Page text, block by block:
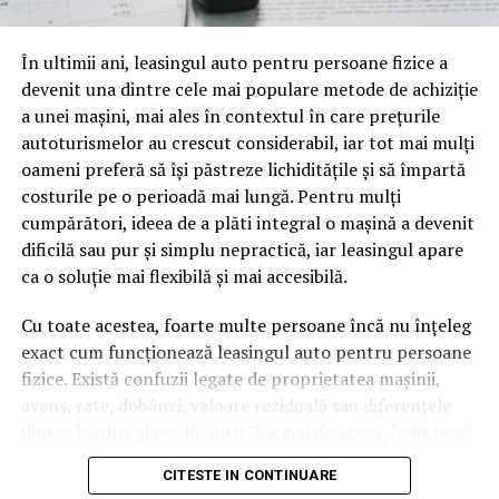
oamenii cu adevărat. Dacă transcrierea ajunge pe o
cuvinte tematice, scrise exact în limbajul în care se
caută.
Apoi vine partea de comportament. O pagină pe care
vizitatorii stau zece, cincisprezece minute ca să
urmărească replay-ul trimite un semnal greu de ignorat.
Google nu îți măsoară direct satisfacția, însă timpul
petrecut, scrollul și revenirile spun ceva despre cât de
util e materialul.
Și mai e ceva ce se uită ușor. Un webinar reușit atrage
linkuri aproape de la sine. Cineva îl menționează într-un
newsletter, altcineva îl citează într-un articol, un
partener îl trimite în comunitatea lui. Fiecare astfel de
tău, iar autoritatea e moneda forte în SEO.
În ultimii ani, leasingul auto pentru persoane fizice a
devenit una dintre cele mai populare metode de achiziție
a unei mașini, mai ales în contextul în care prețurile
autoturismelor au crescut considerabil, iar tot mai mulți
oameni preferă să își păstreze lichiditățile și să împartă
costurile pe o perioadă mai lungă. Pentru mulți
cumpărători, ideea de a plăti integral o mașină a devenit
dificilă sau pur și simplu nepractică, iar leasingul apare
ca o soluție mai flexibilă și mai accesibilă.
Cu toate acestea, foarte multe persoane încă nu înțeleg
exact cum funcționează leasingul auto pentru persoane
fizice. Există confuzii legate de proprietatea mașinii,
avans, rate, dobânzi, valoare reziduală sau diferențele
semnezi orice contract, este important să înțelegi clar
mecanismul acestui tip de finanțare și să știi la ce să fii
CITESTE IN CONTINUARE